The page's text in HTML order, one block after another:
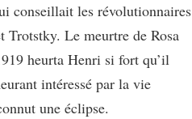
conseillait les révolutionnaires
Trotstky. Le meurtre de Rosa
heurta Henri si fort qu’il
intéressé par la vie
une éclipse.